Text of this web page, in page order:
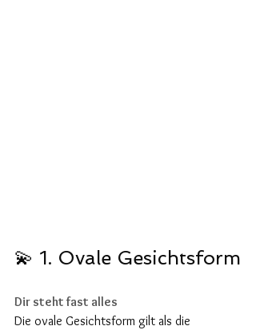
💫 1. Ovale Gesichtsform
Dir steht fast alles
Die ovale Gesichtsform gilt als die